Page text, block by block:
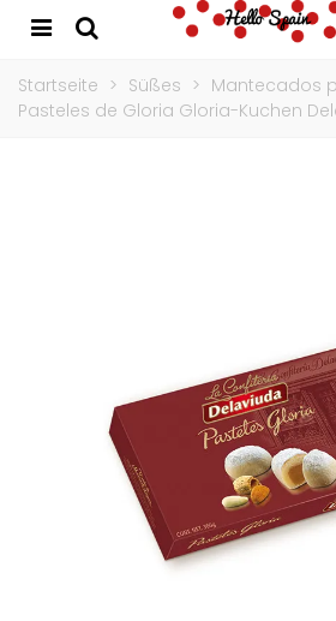
Startseite > Süßes > Mantecados
Pasteles de Gloria Gloria-Kuchen